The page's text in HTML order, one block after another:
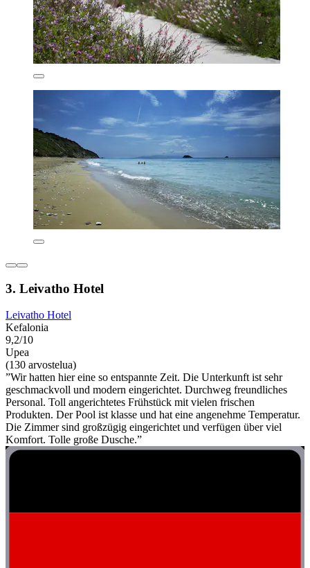
3. Leivatho Hotel
Leivatho Hotel
Kefalonia
9,2/10
Upea
(130 arvostelua)
”Wir hatten hier eine so entspannte Zeit. Die Unterkunft ist sehr
geschmackvoll und modern eingerichtet. Durchweg freundliches
Personal. Toll angerichtetes Frühstück mit vielen frischen
Produkten. Der Pool ist klasse und hat eine angenehme Temperatur.
Die Zimmer sind großzügig eingerichtet und verfügen über viel
Komfort. Tolle große Dusche.”